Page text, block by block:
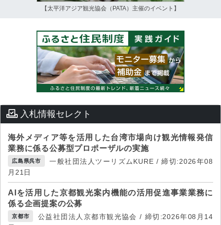
【太平洋アジア観光協会（PATA）主催のイベント】
入札情報セレクト
海外メディア等を活用した台湾市場向け観光情報発信
業務に係る公募型プロポーザルの実施
広島県呉市
一般社団法人ツーリズムKURE / 締切:2026年08
月21日
AIを活用した京都観光案内機能の活用促進事業業務に
係る企画提案の公募
京都市
公益社団法人京都市観光協会 / 締切:2026年08月14